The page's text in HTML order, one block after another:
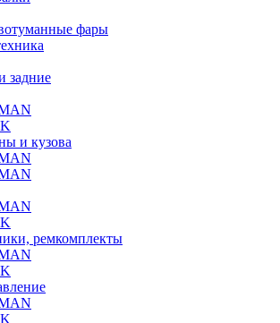
фары
задние
и кузова
ремкомплекты